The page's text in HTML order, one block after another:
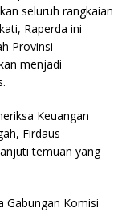
seluruh rangkaian
Raperda ini
Provinsi
menjadi
Keuangan
Firdaus
temuan yang
Gabungan Komisi